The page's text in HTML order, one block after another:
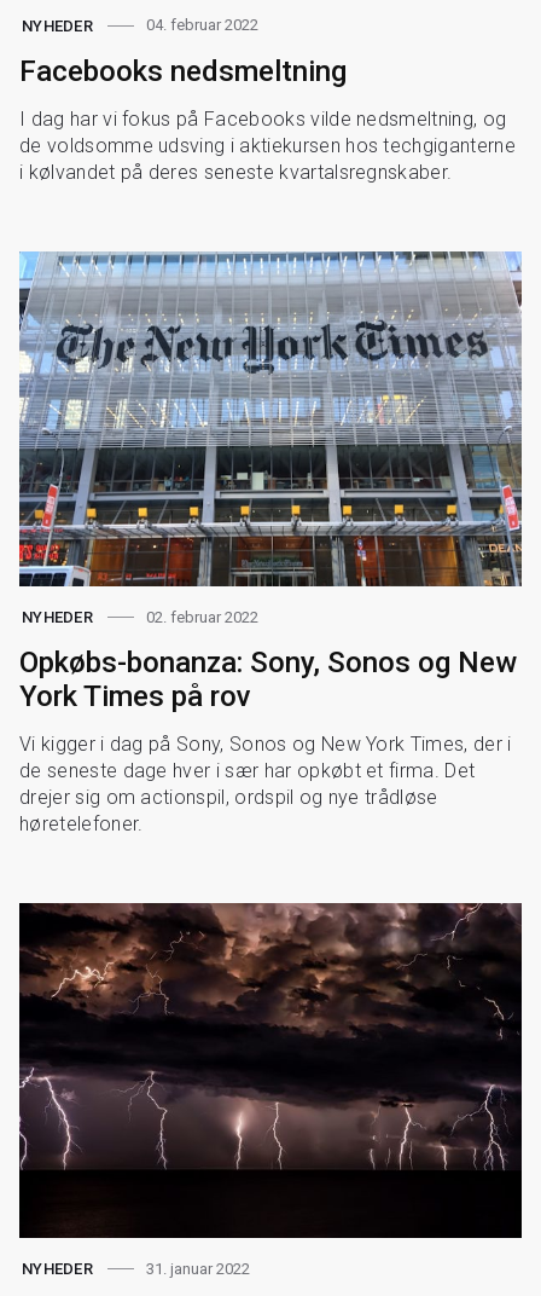
NYHEDER 04. februar 2022
Facebooks nedsmeltning
I dag har vi fokus på Facebooks vilde nedsmeltning, og
de voldsomme udsving i aktiekursen hos techgiganterne
i kølvandet på deres seneste kvartalsregnskaber.
NYHEDER 02. februar 2022
Opkøbs-bonanza: Sony, Sonos og New
York Times på rov
Vi kigger i dag på Sony, Sonos og New York Times, der i
de seneste dage hver i sær har opkøbt et firma. Det
drejer sig om actionspil, ordspil og nye trådløse
høretelefoner.
NYHEDER 31. januar 2022